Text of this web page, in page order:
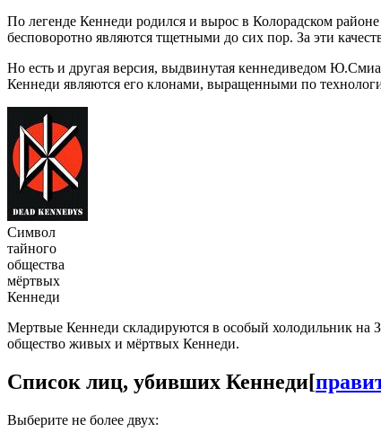
По легенде Кеннеди родился и вырос в Колорадском районе
бесповоротно являются тщетными до сих пор. За эти
Но есть и другая версия, выдвинутая кеннедиведом
Кеннеди являются его клонами, выращенными по
Символ
тайного
общества
мёртвых
Кеннеди
Мертвые Кеннеди складируются в особый холодильник на
общество живых и мёртвых Кеннеди.
Список лиц, убивших Кеннеди[
Выберите не более двух: